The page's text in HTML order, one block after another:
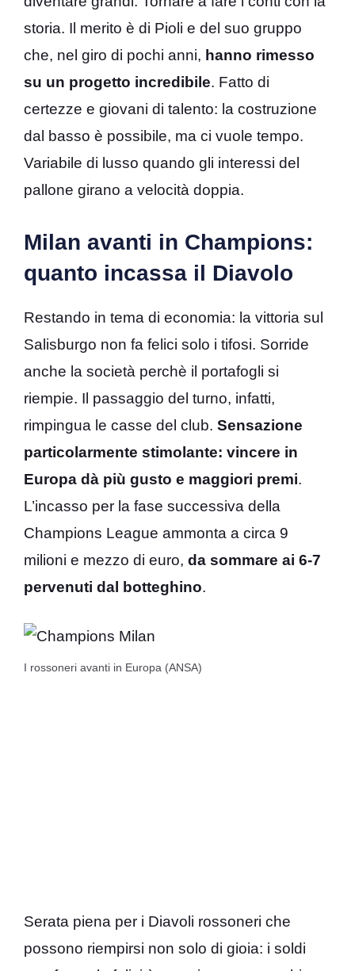
storia. Il merito è di Pioli e del suo gruppo
che, nel giro di pochi anni, hanno rimesso
su un progetto incredibile. Fatto di
certezze e giovani di talento: la costruzione
dal basso è possibile, ma ci vuole tempo.
Variabile di lusso quando gli interessi del
pallone girano a velocità doppia.
Milan avanti in Champions:
quanto incassa il Diavolo
Restando in tema di economia: la vittoria sul
Salisburgo non fa felici solo i tifosi. Sorride
anche la società perchè il portafogli si
riempie. Il passaggio del turno, infatti,
rimpingua le casse del club. Sensazione
particolarmente stimolante: vincere in
Europa dà più gusto e maggiori premi.
L’incasso per la fase successiva della
Champions League ammonta a circa 9
milioni e mezzo di euro, da sommare ai 6-7
pervenuti dal botteghino.
I rossoneri avanti in Europa (ANSA)
Serata piena per i Diavoli rossoneri che
possono riempirsi non solo di gioia: i soldi